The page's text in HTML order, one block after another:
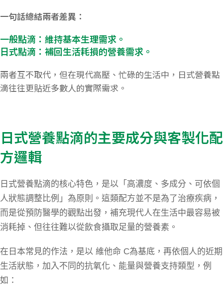
一句話總結兩者差異：
一般點滴：維持基本生理需求。
日式點滴：補回生活耗損的營養需求。
兩者互不取代，但在現代高壓、忙碌的生活中，日式營養點
滴往往更貼近多數人的實際需求。
日式營養點滴的主要成分與客製化配
方邏輯
日式營養點滴的核心特色，是以「高濃度、多成分、可依個
人狀態調整比例」為原則。這類配方並不是為了治療疾病，
而是從預防醫學的觀點出發，補充現代人在生活中最容易被
消耗掉、但往往難以從飲食攝取足量的營養素。
在日本常見的作法，是以 維他命 C為基底，再依個人的近期
生活狀態，加入不同的抗氧化、能量與營養支持類型，例
如：